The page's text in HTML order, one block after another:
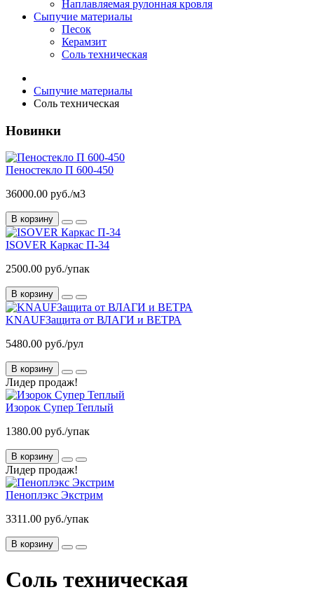
Наплавляемая рулонная кровля
Сыпучие материалы
Песок
Керамзит
Соль техническая
Сыпучие материалы
Соль техническая
Новинки
Пеностекло П 600-450
36000.00 руб./м3
В корзину
ISOVER Каркас П-34
2500.00 руб./упак
В корзину
KNAUFЗащита от ВЛАГИ и ВЕТРА
5480.00 руб./рул
В корзину
Лидер продаж!
Изорок Супер Теплый
1380.00 руб./упак
В корзину
Лидер продаж!
Пеноплэкс Экстрим
3311.00 руб./упак
В корзину
Соль техническая